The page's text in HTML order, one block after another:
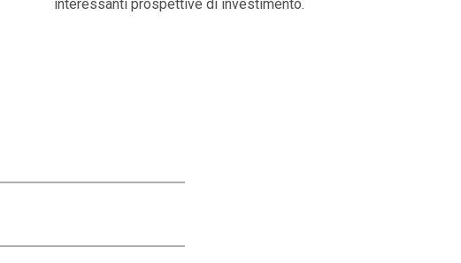
interessanti prospettive di investimento.